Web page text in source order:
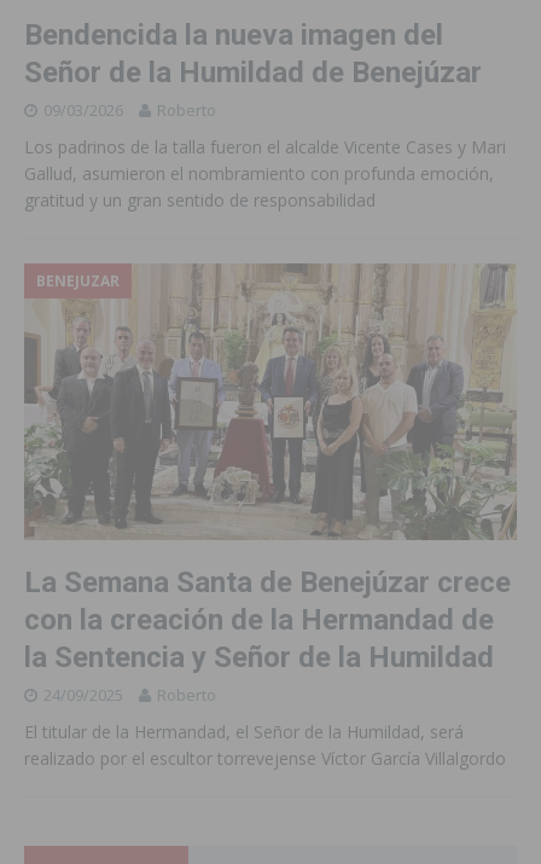
Bendencida la nueva imagen del
Señor de la Humildad de Benejúzar
09/03/2026 Roberto
Los padrinos de la talla fueron el alcalde Vicente Cases y Mari
Gallud, asumieron el nombramiento con profunda emoción,
gratitud y un gran sentido de responsabilidad
BENEJUZAR
La Semana Santa de Benejúzar crece
con la creación de la Hermandad de
la Sentencia y Señor de la Humildad
24/09/2025 Roberto
El titular de la Hermandad, el Señor de la Humildad, será
realizado por el escultor torrevejense Víctor García Villalgordo